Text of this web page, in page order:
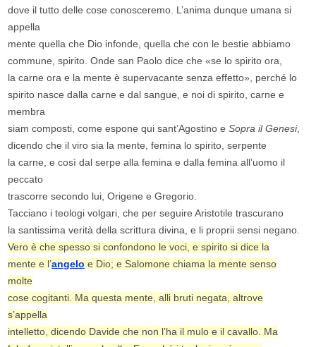
dove il tutto delle cose conosceremo. L’anima dunque umana si
appella
mente quella che Dio infonde, quella che con le bestie abbiamo
commune, spirito. Onde san Paolo dice che «se lo spirito ora,
la carne ora e la mente è supervacante senza effetto», perché lo
spirito nasce dalla carne e dal sangue, e noi di spirito, carne e
membra
siam composti, come espone qui sant’Agostino eSopra il Genesi,
dicendo che il viro sia la mente, femina lo spirito, serpente
la carne, e così dal serpe alla femina e dalla femina all’uomo il
peccato
trascorre secondo lui, Origene e Gregorio.
Tacciano i teologi volgari, che per seguire Aristotile trascurano
la santissima verità della scrittura divina, e li proprii sensi negano.
Vero è che spesso si confondono le voci, e spirito si dice la
mente e l’angelo e Dio; e Salomone chiama la mente senso
molte
cose cogitanti. Ma questa mente, alli bruti negata, altrove
s’appella
intelletto, dicendo Davide che non l’ha il mulo e il cavallo. Ma